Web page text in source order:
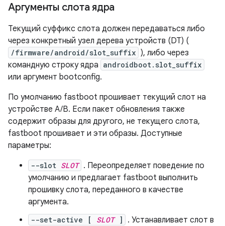
Аргументы слота ядра
Текущий суффикс слота должен передаваться либо
через конкретный узел дерева устройств (DT) (
/firmware/android/slot_suffix ), либо через
командную строку ядра androidboot.slot_suffix
или аргумент bootconfig.
По умолчанию fastboot прошивает текущий слот на
устройстве A/B. Если пакет обновления также
содержит образы для другого, не текущего слота,
fastboot прошивает и эти образы. Доступные
параметры:
--slot SLOT . Переопределяет поведение по
умолчанию и предлагает fastboot выполнить
прошивку слота, переданного в качестве
аргумента.
--set-active [ SLOT]
. Устанавливает слот в